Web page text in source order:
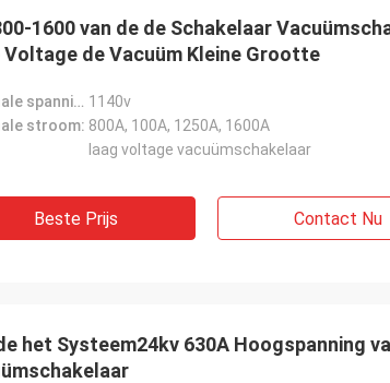
1600 van de de Schakelaar
Voltage de Vacuüm Kleine Grootte
Nominale spanning: 1140v
stroom: 800A, 100A, 1250A, 1600A
laag voltage vacuümschakelaar
Beste Prijs Contact Nu
het Systeem24kv 630A Hoogspanning